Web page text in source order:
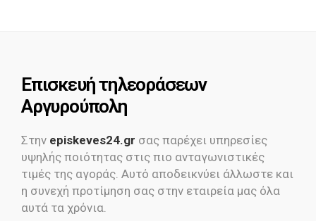
Επισκευή τηλεοράσεων
Αργυρούπολη
Στην episkeves24.gr σας παρέχει υπηρεσίες
υψηλής ποιότητας στις πιο ανταγωνιστικές
τιμές της αγοράς. Αυτό αποδεικνύει άλλωστε και
η συνεχή προτίμηση σας στην εταιρεία μας όλα
αυτά τα χρόνια.